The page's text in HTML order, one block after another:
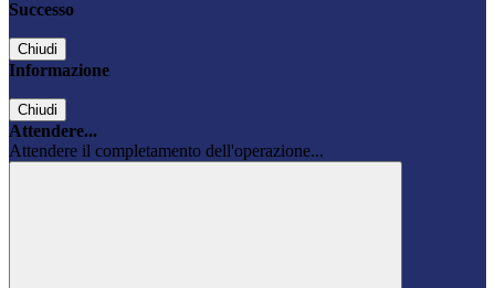
Successo
Chiudi
Informazione
Chiudi
Attendere...
Attendere il completamento dell'operazione...